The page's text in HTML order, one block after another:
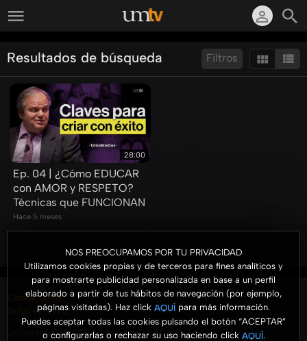
NOS PREOCUPAMOS POR TU PRIVACIDAD
Utilizamos cookies propias y de terceros para fines analíticos y
para mostrarte publicidad personalizada en base a un perfil
elaborado a partir de tus hábitos de navegación (por ejemplo,
páginas visitadas). Haz click AQUÍ para más información.
Puedes aceptar todas las cookies pulsando el botón “ACEPTAR”
o configurarlas o rechazar su uso haciendo click AQUÍ.
Filtros
Resultados de búsqueda
Ordenar por:
28:00
Ep. 04 | ¿Cómo EDUCAR
con AMOR y RESPETO?
Técnicas que FUNCIONAN
Hace 5 meses
Contáctanos
Señal en Vivo
Universidad de Montemorelos - UMtv